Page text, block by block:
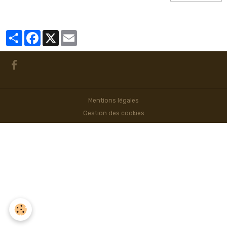
PartagerFacebook
Mentions légales
Gestion des cookies